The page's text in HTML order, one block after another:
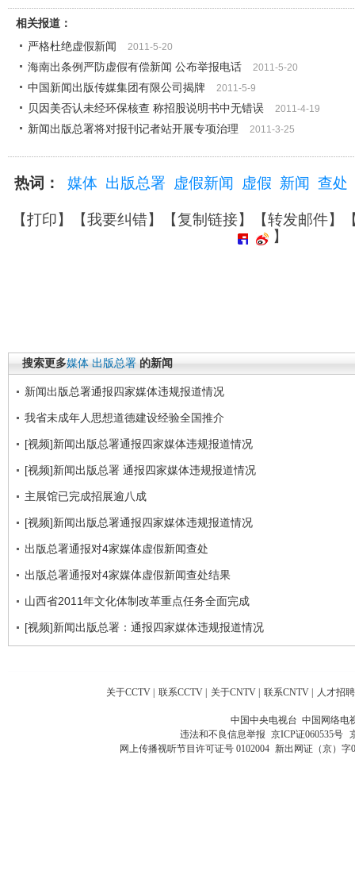
相关报道：
严格杜绝虚假新闻
2011-5-20
海南出条例严防虚假有偿新闻 公布举报电话 2011-5-20
中国新闻出版传媒集团有限公司揭牌 2011-5-9
贝因美否认未经环保核查 称招股说明书中无错误 2011-4-19
新闻出版总署将对报刊记者站开展专项治理 2011-3-25
热词： 媒体 出版总署 虚假新闻 虚假 新闻 查处
【打印】【我要纠错】【复制链接】【转发邮件】
】
搜索更多媒体 出版总署 的新闻
新闻出版总署通报四家媒体违规报道情况
我省未成年人思想道德建设经验全国推介
[视频]新闻出版总署通报四家媒体违规报道情况
[视频]新闻出版总署 通报四家媒体违规报道情况
主展馆已完成招展逾八成
[视频]新闻出版总署通报四家媒体违规报道情况
出版总署通报对4家媒体虚假新闻查处
出版总署通报对4家媒体虚假新闻查处结果
山西省2011年文化体制改革重点任务全面完成
[视频]新闻出版总署：通报四家媒体违规报道情况
关于CCTV | 联系CCTV | 关于CNTV | 联系CNTV | 人才招聘
中国中央电视台 中国网络电
违法和不良信息举报 京ICP证060535号
网上传播视听节目许可证号 0102004 新出网证（京）